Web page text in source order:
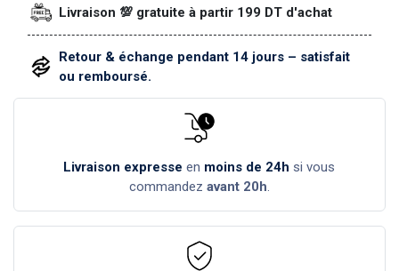
Livraison 💯 gratuite à partir 199 DT d'achat
Retour & échange pendant 14 jours – satisfait
ou remboursé.
Livraison expresse en moins de 24h si vous
commandez avant 20h.